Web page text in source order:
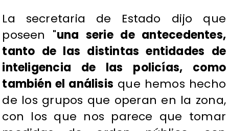
La secretaria de Estado dijo que
poseen "una serie de antecedentes,
tanto de las distintas entidades de
inteligencia de las policías, como
también el análisis que hemos hecho
de los grupos que operan en la zona,
con los que nos parece que tomar